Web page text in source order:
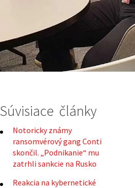
Súvisiace články
Notoricky známy
ransomvérový gang Conti
skončil. „Podnikanie“ mu
zatrhli sankcie na Rusko
Reakcia na kybernetické